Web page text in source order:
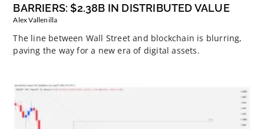
BARRIERS: $2.38B IN DISTRIBUTED VALUE
Alex Vallenilla
The line between Wall Street and blockchain is blurring,
paving the way for a new era of digital assets.